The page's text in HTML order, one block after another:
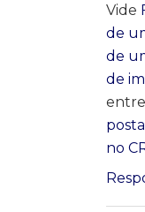
Vide
de
de
de
no